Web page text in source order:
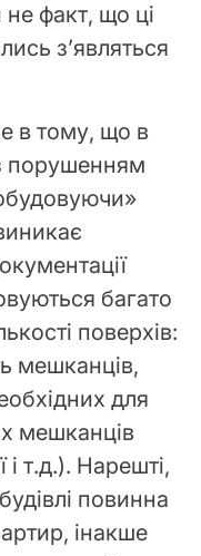
факт, що ці
з’являться
в тому, що в
порушенням
багато
поверхів:
мешканців,
для
мешканців
і т.д.). Нарешті,
повинна
інакше